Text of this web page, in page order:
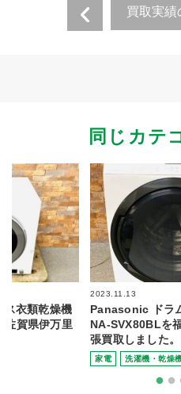
買取実績
同じカテ
衣類乾燥機
佐賀県伊万里
2023.11.13
Panasonic ドラ
NA-SVX80BLを
張買取しました。
家電 洗濯機・乾燥